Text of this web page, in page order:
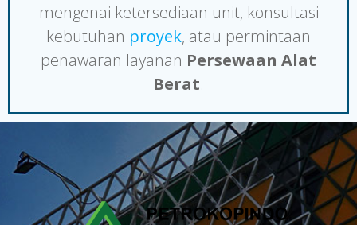
mengenai ketersediaan unit, konsultasi
kebutuhan proyek, atau permintaan
penawaran layanan Persewaan Alat
Berat.